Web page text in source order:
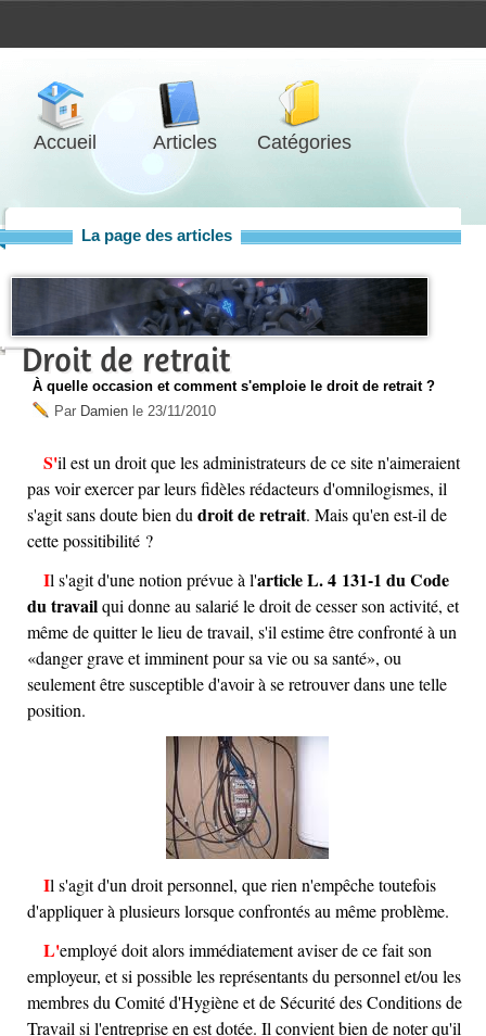
Accueil Articles Catégories
La page des articles
Droit de retrait
À quelle occasion et comment s'emploie le droit de retrait ?
Par Damien le 23/11/2010
S'il est un droit que les administrateurs de ce site n'aimeraient
pas voir exercer par leurs fidèles rédacteurs d'omnilogismes, il
s'agit sans doute bien du droit de retrait. Mais qu'en est-il de
cette possitibilité ?
Il s'agit d'une notion prévue à l'article L. 4 131-1 du Code
du travailqui donne au salarié le droit de cesser son activité, et
même de quitter le lieu de travail, s'il estime être confronté à un
danger grave et imminent pour sa vie ou sa santé , ou
seulement être susceptible d'avoir à se retrouver dans une telle
position.
Il s'agit d'un droit personnel, que rien n'empêche toutefois
d'appliquer à plusieurs lorsque confrontés au même problème.
L'employé doit alors immédiatement aviser de ce fait son
employeur, et si possible les représentants du personnel et/ou les
membres du Comité d'Hygiène et de Sécurité des Conditions de
Travail si l'entreprise en est dotée. Il convient bien de noter qu'il